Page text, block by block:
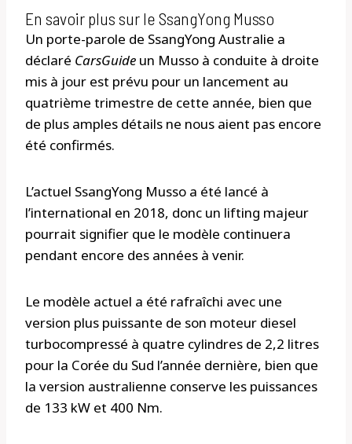
En savoir plus sur le SsangYong Musso
Un porte-parole de SsangYong Australie a
déclaré CarsGuide un Musso à conduite à droite
mis à jour est prévu pour un lancement au
quatrième trimestre de cette année, bien que
de plus amples détails ne nous aient pas encore
été confirmés.
L’actuel SsangYong Musso a été lancé à
l’international en 2018, donc un lifting majeur
pourrait signifier que le modèle continuera
pendant encore des années à venir.
Le modèle actuel a été rafraîchi avec une
version plus puissante de son moteur diesel
turbocompressé à quatre cylindres de 2,2 litres
pour la Corée du Sud l’année dernière, bien que
la version australienne conserve les puissances
de 133 kW et 400 Nm.